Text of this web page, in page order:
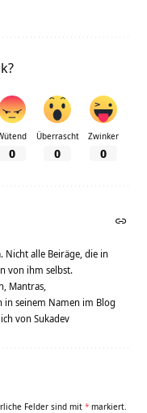
0
Überrascht
0
Zwinker
0
Nicht alle Beiräge, die in
von ihm selbst.
Mantras,
seinem Namen im Blog
von Sukadev
Felder sind mit * markiert.